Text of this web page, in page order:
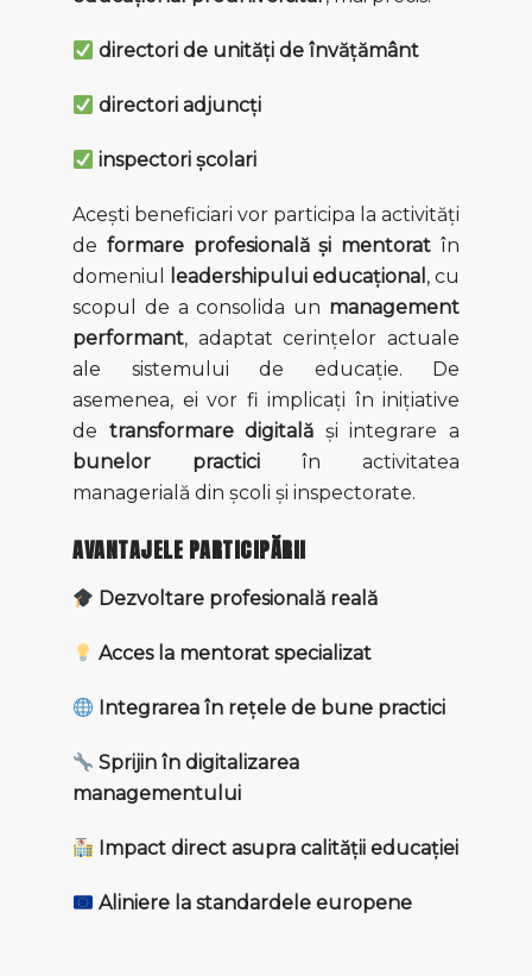
directori de unități de învățământ
directori adjuncți
inspectori școlari
Acești beneficiari vor participa la activități
de formare profesională și mentorat în
domeniul
leadershipului educațional , cu
scopul de a consolida un management
performant, adaptat cerințelor actuale
ale sistemului de educație. De
asemenea, ei vor fi implicați în inițiative
de transformare digitală și integrare a
bunelor practici în activitatea
managerială din școli și inspectorate.
AVANTAJELE PARTICIPĂRII
Dezvoltare profesională reală
Acces la mentorat specializat
Integrarea în rețele de bune practici
Sprijin în digitalizarea
managementului
Impact direct asupra calității educației
Aliniere la standardele europene